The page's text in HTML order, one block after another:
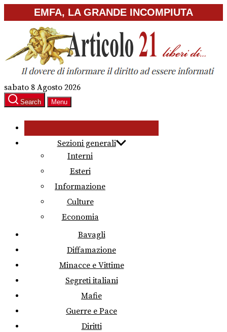
to
content
EMFA, LA GRANDE INCOMPIUTA
sabato 8 Agosto 2026
Search Menu
Sezioni generali
Interni
Esteri
Informazione
Culture
Economia
Bavagli
Diffamazione
Minacce e Vittime
Segreti italiani
Mafie
Guerre e Pace
Diritti